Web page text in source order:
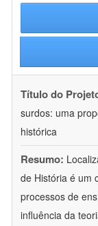
Título do
surdos: uma
histórica
Resumo:
de História é um
processos de
influência da